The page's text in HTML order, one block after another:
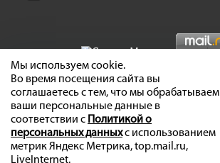
Мы используем cookie.
Во время посещения сайта вы
соглашаетесь с тем, что мы обрабатываем
ваши персональные данные в
соответствии с Политикой о
персональных данныхс использованием
метрик Яндекс Метрика, top.mail.ru,
LiveInternet.